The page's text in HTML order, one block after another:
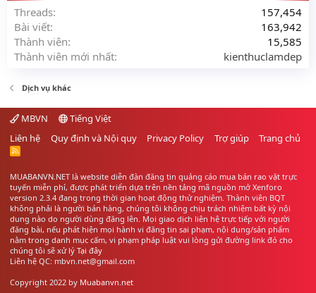
Threads
157,454
Bài viết
163,942
Thành viên
15,585
Thành viên mới nhất
kienthuclamdep
Dịch vụ khác
MBVN
Tiếng Việt
Liên hệ
Quy định và Nội quy Privacy Policy Trợ giúp Trang chủ
R
MUABANVN.NET là website diễn đàn đăng tin quảng cáo mua bán rao vặt trực
tuyến miễn phí, được phát triển dựa trên nền tảng mã nguồn mở Xenforo
version 2.3.4 đang trong thời gian hoạt động thử nghiệm. Thành viên BQT
không phải là người bán hàng, chúng tôi không chịu trách nhiệm bất kỳ nội
dung nào do người dùng đăng lên. Mọi giao dịch liên hệ trực tiếp với người
đăng bài, nếu phát hiện mọi hành vi đăng tin sai phạm, nội dung/sản phẩm
nằm trong danh mục cấm, vi phạm pháp luật vui lòng gửi đường link đó cho
chúng tôi sẽ xử lý Tại đây
Liên hệ QC: mbvn.net@gmail.com
Copyright 2022 by Muabanvn.net